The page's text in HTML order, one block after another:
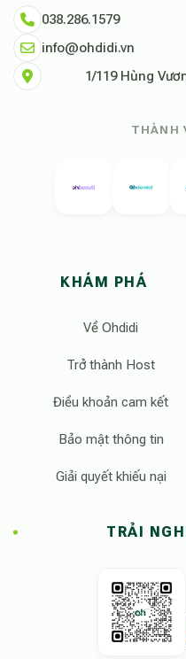
038.286.1579
info@ohdidi.vn
1/119 Hùng
THÀNH
KHÁM PHÁ
Về Ohdidi
Trở thành Host
Điều khoản cam kết
Bảo mật thông tin
Giải quyết khiếu nại
TRẢI